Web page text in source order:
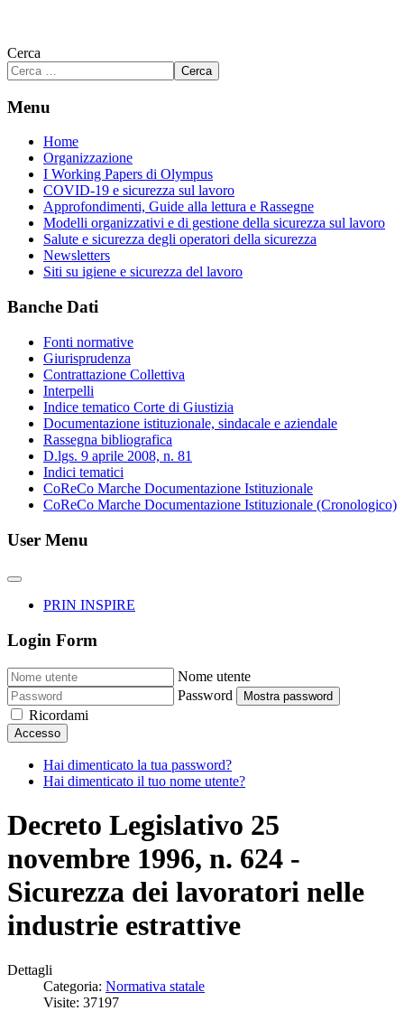
Cerca
Cerca
Menu
Home
Organizzazione
I Working Papers di Olympus
COVID-19 e sicurezza sul lavoro
Approfondimenti, Guide alla lettura e Rassegne
Modelli organizzativi e di gestione della sicurezza sul lavoro
Salute e sicurezza degli operatori della sicurezza
Newsletters
Siti su igiene e sicurezza del lavoro
Banche Dati
Fonti normative
Giurisprudenza
Contrattazione Collettiva
Interpelli
Indice tematico Corte di Giustizia
Documentazione istituzionale, sindacale e aziendale
Rassegna bibliografica
D.lgs. 9 aprile 2008, n. 81
Indici tematici
CoReCo Marche Documentazione Istituzionale
CoReCo Marche Documentazione Istituzionale (Cronologico)
User Menu
PRIN INSPIRE
Login Form
Nome utente
Password
Mostra password
Ricordami
Accesso
Hai dimenticato la tua password?
Hai dimenticato il tuo nome utente?
Decreto Legislativo 25
novembre 1996, n. 624 -
Sicurezza dei lavoratori nelle
industrie estrattive
Dettagli
Categoria: Normativa statale
Visite: 37197